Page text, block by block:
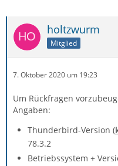
holtzwurm
Mitglied
7. Oktober 2020 um 19:23
Um Rückfragen
Angaben:
Thunderbird-Version (
78.3.2
Betriebssystem +